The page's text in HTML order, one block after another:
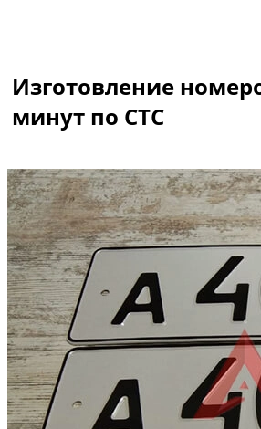
Изготовление
минут по СТС